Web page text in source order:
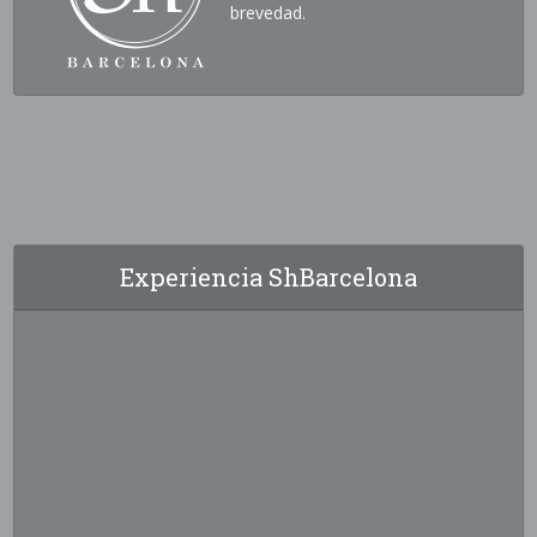
brevedad.
Experiencia ShBarcelona